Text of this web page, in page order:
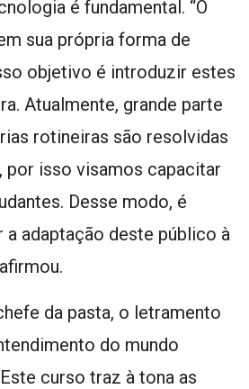
é fundamental. “O
sua própria forma de
objetivo é introduzir estes
Atualmente, grande parte
rotineiras são resolvidas
por isso visamos capacitar
Desse modo, é
adaptação deste público à
da pasta, o letramento
do mundo
curso traz à tona as